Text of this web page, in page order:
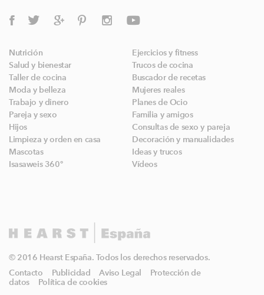
Nutrición
Ejercicios y fitness
Salud y bienestar
Trucos de cocina
Taller de cocina
Buscador de recetas
Moda y belleza
Mujeres reales
Trabajo y dinero
Planes de Ocio
Pareja y sexo
Familia y amigos
Hijos
Consultas de sexo y pareja
Limpieza y orden en casa
Decoración y manualidades
Mascotas
Ideas y trucos
Isasaweis 360º
Vídeos
© 2016 Hearst España. Todos los derechos reservados.
Contacto
Publicidad Aviso Legal
Protección de
datos
Política de cookies